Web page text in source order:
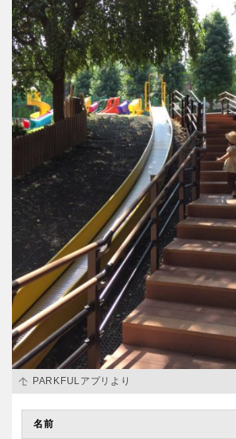
PARKFULアプリより
名前